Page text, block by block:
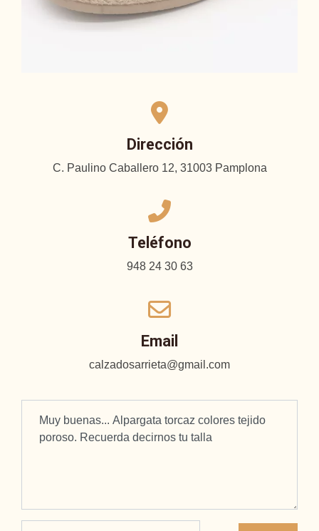
Dirección
C. Paulino Caballero 12, 31003 Pamplona
Teléfono
948 24 30 63
Email
calzadosarrieta@gmail.com